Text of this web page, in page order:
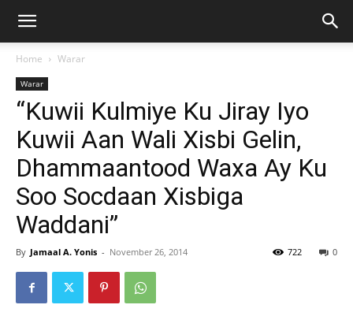
Home Warar
Warar
“Kuwii Kulmiye Ku Jiray Iyo
Kuwii Aan Wali Xisbi Gelin,
Dhammaantood Waxa Ay Ku
Soo Socdaan Xisbiga
Waddani”
By Jamaal A. Yonis - November 26, 2014 0
722